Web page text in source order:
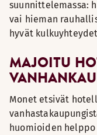
suunnittelemassa:
vai hieman
hyvät
MAJOITU
Monet etsivät
huomioiden helppo